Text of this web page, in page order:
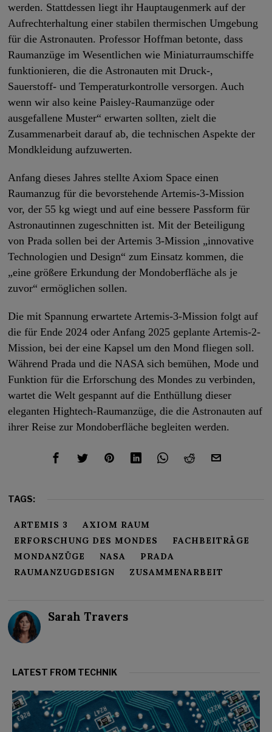
werden. Stattdessen liegt ihr Hauptaugenmerk auf der
Aufrechterhaltung einer stabilen thermischen Umgebung
für die Astronauten. Professor Hoffman betonte, dass
Raumanzüge im Wesentlichen wie Miniaturraumschiffe
funktionieren, die die Astronauten mit Druck-,
Sauerstoff- und Temperaturkontrolle versorgen. Auch
wenn wir also keine Paisley-Raumanzüge oder
ausgefallene Muster“ erwarten sollten, zielt die
Zusammenarbeit darauf ab, die technischen Aspekte der
Mondkleidung aufzuwerten.
Anfang dieses Jahres stellte Axiom Space einen
Raumanzug für die bevorstehende Artemis-3-Mission
vor, der 55 kg wiegt und auf eine bessere Passform für
Astronautinnen zugeschnitten ist. Mit der Beteiligung
von Prada sollen bei der Artemis 3-Mission „innovative
Technologien und Design“ zum Einsatz kommen, die
„eine größere Erkundung der Mondoberfläche als je
zuvor“ ermöglichen sollen.
Die mit Spannung erwartete Artemis-3-Mission folgt auf
die für Ende 2024 oder Anfang 2025 geplante Artemis-2-
Mission, bei der eine Kapsel um den Mond fliegen soll.
Während Prada und die NASA sich bemühen, Mode und
Funktion für die Erforschung des Mondes zu verbinden,
wartet die Welt gespannt auf die Enthüllung dieser
eleganten Hightech-Raumanzüge, die die Astronauten auf
ihrer Reise zur Mondoberfläche begleiten werden.
TAGS:
ARTEMIS 3
AXIOM RAUM
ERFORSCHUNG DES MONDES
FACHBEITRÄGE
MONDANZÜGE
NASA
PRADA
RAUMANZUGDESIGN
ZUSAMMENARBEIT
Sarah Travers
LATEST FROM TECHNIK